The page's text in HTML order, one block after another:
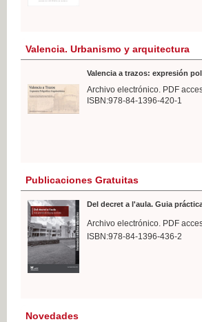
Valencia. Urbanismo y arquitectura
Valencia a trazos: expresión
Archivo electrónico. PDF
ISBN:978-84-1396-420-1
Publicaciones Gratuitas
Del decret a l'aula. Guia
Archivo electrónico. PDF
ISBN:978-84-1396-436-2
Novedades